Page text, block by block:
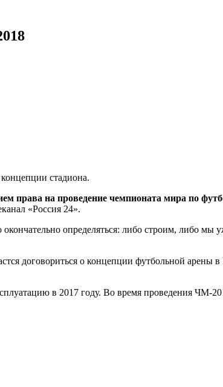
стадиона.
права на проведение чемпионата мира по
«Россия 24».
определяться: либо строим, либо мы
договориться о концепции футбольной
в 2017 году. Во время проведения ЧМ-